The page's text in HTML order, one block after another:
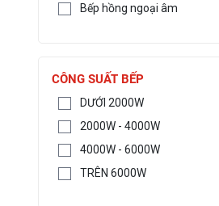
Bếp hồng ngoại âm
CÔNG SUẤT BẾP
DƯỚI 2000W
2000W - 4000W
4000W - 6000W
TRÊN 6000W